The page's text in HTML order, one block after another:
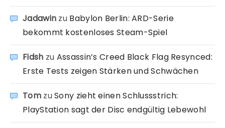
Jadawin zu Babylon Berlin: ARD-Serie
bekommt kostenloses Steam-Spiel
Fidsh zu Assassin’s Creed Black Flag Resynced:
Erste Tests zeigen Stärken und Schwächen
TomzuSony zieht einen Schlussstrich:
PlayStation sagt der Disc endgültig Lebewohl